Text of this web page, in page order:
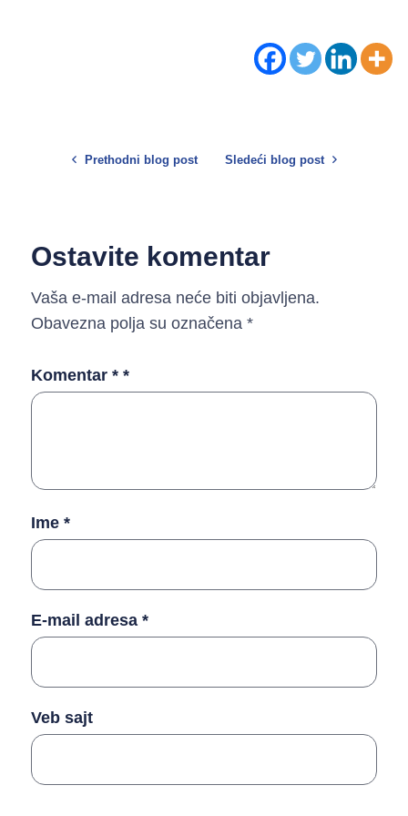
Prethodni blog post Sledeći blog post
Ostavite komentar
Vaša e-mail adresa neće biti objavljena.
Obavezna polja su označena *
Komentar * *
Ime *
E-mail adresa *
Veb sajt